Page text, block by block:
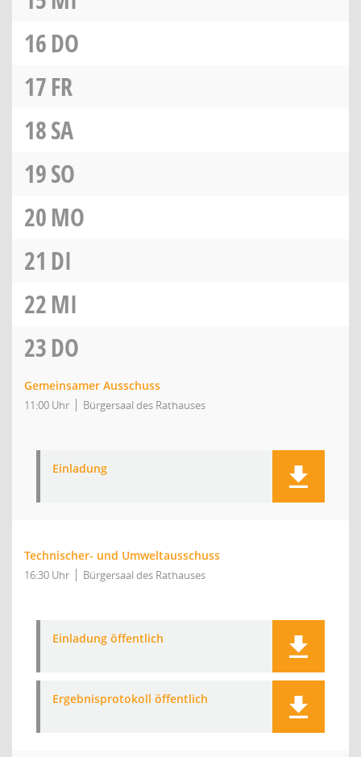
16DO
17FR
18SA
19SO
20MO
21 DI
22MI
23DO
Gemeinsamer Ausschuss
11:00 Uhr Bürgersaal des Rathauses
Einladung
Technischer- und Umweltausschuss
16:30 Uhr Bürgersaal des Rathauses
Einladung öffentlich
Ergebnisprotokoll öffentlich